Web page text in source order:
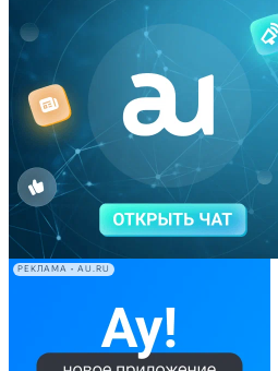
РЕКЛАМА • AU.RU